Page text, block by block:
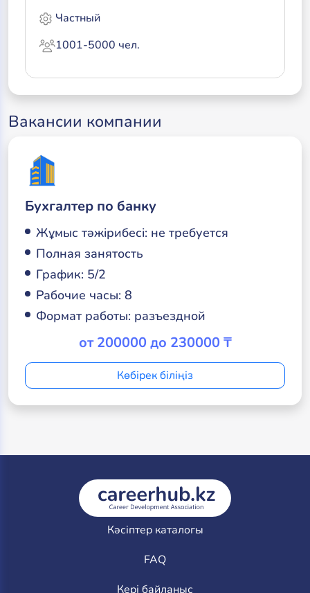
Частный
1001-5000 чел.
Вакансии компании
Бухгалтер по банку
Жұмыс тәжірибесі: не требуется
Полная занятость
График: 5/2
Рабочие часы: 8
Формат работы: разъездной
от 200000 до 230000 ₸
Көбірек біліңіз
Кәсіптер каталогы
FAQ
Кері байланыс